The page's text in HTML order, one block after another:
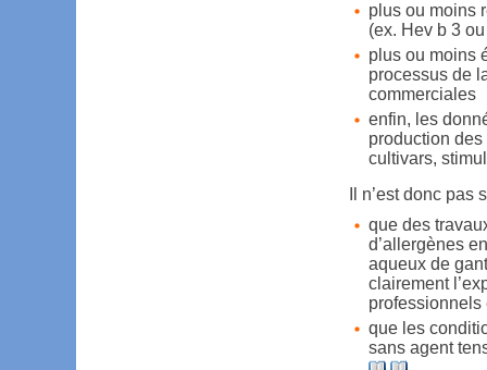
plus ou moins
(ex. Hev b 3
plus ou moins
processus de
commerciales
enfin, les
production
cultivars,
Il n’est donc pas
que des
d’allergènes
aqueux de
clairement
que les
sans agent